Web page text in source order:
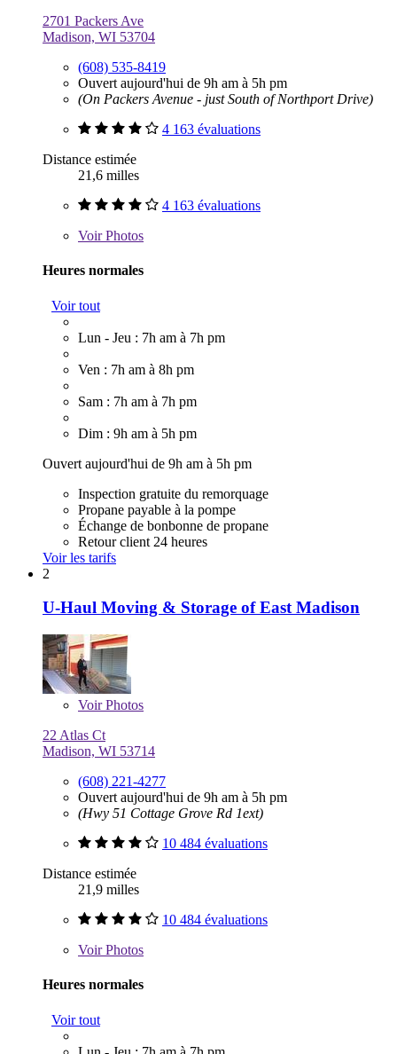
2701 Packers Ave
Madison, WI 53704
(608) 535-8419
Ouvert aujourd'hui de 9h am à 5h pm
(On Packers Avenue - just South of Northport Drive)
4 163 évaluations
Distance estimée
21,6 milles
4 163 évaluations
VoirPhotos
Heures normales
Voir tout
Lun - Jeu : 7h am à 7h pm
Ven : 7h am à 8h pm
Sam : 7h am à 7h pm
Dim : 9h am à 5h pm
Ouvert aujourd'hui de 9h am à 5h pm
Inspection gratuite du remorquage
Propane payable à la pompe
Échange de bonbonne de propane
Retour client 24 heures
Voir les tarifs
2
U-Haul Moving & Storage of East Madison
VoirPhotos
22 Atlas Ct
Madison, WI 53714
(608) 221-4277
Ouvert aujourd'hui de 9h am à 5h pm
(Hwy 51 Cottage Grove Rd 1ext)
10 484 évaluations
Distance estimée
21,9 milles
10 484 évaluations
VoirPhotos
Heures normales
Voir tout